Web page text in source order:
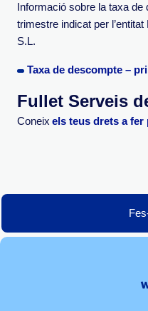
Informació sobre la taxa
trimestre indicat per
S.L.
Taxa de descompte –
Fullet Serveis
Coneix els teus drets a fer